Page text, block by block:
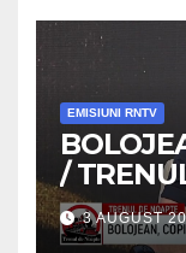
EMISIUNI RNTV
/
3 AUGUST